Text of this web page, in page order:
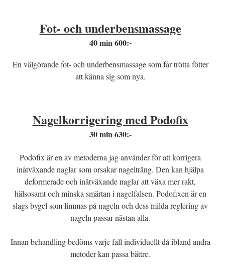
Fot- och underbensmassage
40 min 600:-
En välgörande fot- och underbensmassage som får trötta fötter
att känna sig som nya.
Nagelkorrigering med Podofix
30 min 630:-
Podofix är en av metoderna jag använder för att korrigera
inåtväxande naglar som orsakar nageltrång. Den kan hjälpa
deformerade och inåtväxande naglar att växa mer rakt,
hälsosamt och minska smärtan i nagelfalsen. Podofixen är en
slags bygel som limmas på nageln och dess milda reglering av
nageln passar nästan alla.
Innan behandling bedöms varje fall individuellt då ibland andra
metoder kan passa bättre.